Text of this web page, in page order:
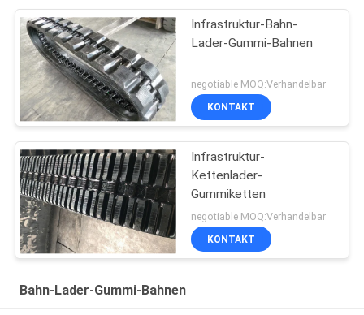
Infrastruktur-Bahn-
Lader-Gummi-Bahnen
negotiable MOQ:Verhandelbar
KONTAKT
Infrastruktur-
Kettenlader-
Gummiketten
negotiable MOQ:Verhandelbar
KONTAKT
Bahn-Lader-Gummi-Bahnen